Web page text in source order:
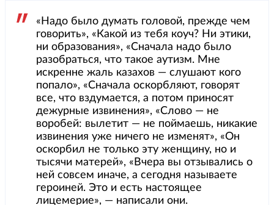
«Надо было думать головой, прежде чем
говорить», «Какой из тебя коуч? Ни этики,
ни образования», «Сначала надо было
разобраться, что такое аутизм. Мне
искренне жаль казахов — слушают кого
попало», «Сначала оскорбляют, говорят
все, что вздумается, а потом приносят
дежурные извинения», «Слово — не
воробей: вылетит — не поймаешь, никакие
извинения уже ничего не изменят», «Он
оскорбил не только эту женщину, но и
тысячи матерей», «Вчера вы отзывались о
ней совсем иначе, а сегодня называете
героиней. Это и есть настоящее
лицемерие», — написали они.